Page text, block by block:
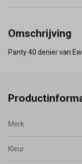
Omschrijving
Panty 40 denier van
Merk
Kleur